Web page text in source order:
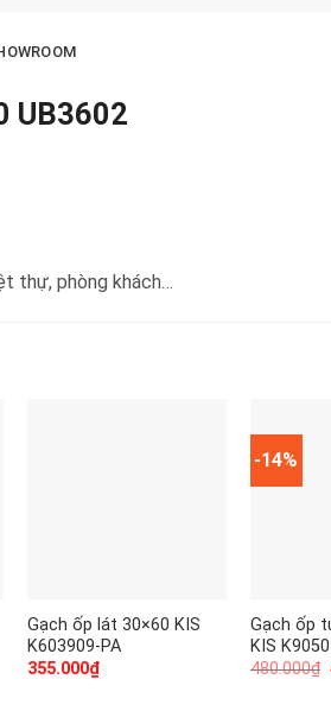
UB3602
thự, phòng khách…
Gạch ốp lát 30×60 KIS
K603909-PA
355.000₫
-14%
Gạch ốp
KIS
480.000₫